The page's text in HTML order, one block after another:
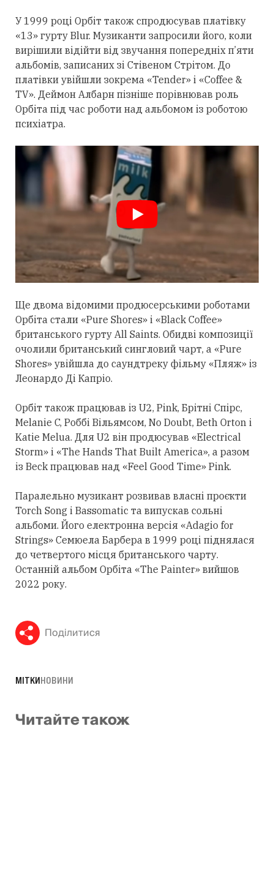
У 1999 році Орбіт також спродюсував платівку
«13» гурту Blur. Музиканти запросили його, коли
вирішили відійти від звучання попередніх п’яти
альбомів, записаних зі Стівеном Стрітом. До
платівки увійшли зокрема «Tender» і «Coffee &
TV». Деймон Албарн пізніше порівнював роль
Орбіта під час роботи над альбомом із роботою
психіатра.
Ще двома відомими продюсерськими роботами
Орбіта стали «Pure Shores» і «Black Coffee»
британського гурту All Saints. Обидві композиції
очолили британський сингловий чарт, а «Pure
Shores» увійшла до саундтреку фільму «Пляж» із
Леонардо Ді Капріо.
Орбіт також працював із U2, Pink, Брітні Спірс,
Melanie C, Роббі Вільямсом, No Doubt, Beth Orton і
Katie Melua. Для U2 він продюсував «Electrical
Storm» і «The Hands That Built America», а разом
із Beck працював над «Feel Good Time» Pink.
Паралельно музикант розвивав власні проєкти
Torch Song і Bassomatic та випускав сольні
альбоми. Його електронна версія «Adagio for
Strings» Семюела Барбера в 1999 році піднялася
до четвертого місця британського чарту.
Останній альбом Орбіта «The Painter» вийшов
2022 року.
Поділитися
МІТКИНОВИНИ
Читайте також